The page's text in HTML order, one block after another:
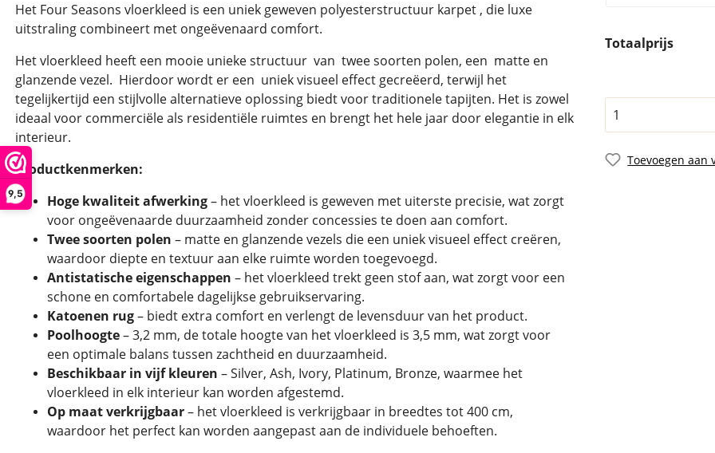
9,5
Totaalprijs
Toevoegen aan
Het Four Seasons vloerkleed is een uniek geweven polyesterstructuur karpet , die luxe
uitstraling combineert met ongeëvenaard comfort.
Het vloerkleed heeft een mooie unieke structuur van twee soorten polen, een matte en
glanzende vezel. Hierdoor wordt er een uniek visueel effect gecreëerd, terwijl het
tegelijkertijd een stijlvolle alternatieve oplossing biedt voor traditionele tapijten. Het is zowel
ideaal voor commerciële als residentiële ruimtes en brengt het hele jaar door elegantie in elk
interieur.
Productkenmerken:
Hoge kwaliteit afwerking– het vloerkleed is geweven met uiterste precisie, wat zorgt
voor ongeëvenaarde duurzaamheid zonder concessies te doen aan comfort.
Twee soorten polen – matte en glanzende vezels die een uniek visueel effect creëren,
waardoor diepte en textuur aan elke ruimte worden toegevoegd.
Antistatische eigenschappen – het vloerkleed trekt geen stof aan, wat zorgt voor een
schone en comfortabele dagelijkse gebruikservaring.
Katoenen rug– biedt extra comfort en verlengt de levensduur van het product.
Poolhoogte– 3,2 mm, de totale hoogte van het vloerkleed is 3,5 mm, wat zorgt voor
een optimale balans tussen zachtheid en duurzaamheid.
Beschikbaar in vijf kleuren – Silver, Ash, Ivory, Platinum, Bronze, waarmee het
vloerkleed in elk interieur kan worden afgestemd.
Op maat verkrijgbaar– het vloerkleed is verkrijgbaar in breedtes tot 400 cm,
waardoor het perfect kan worden aangepast aan de individuele behoeften.